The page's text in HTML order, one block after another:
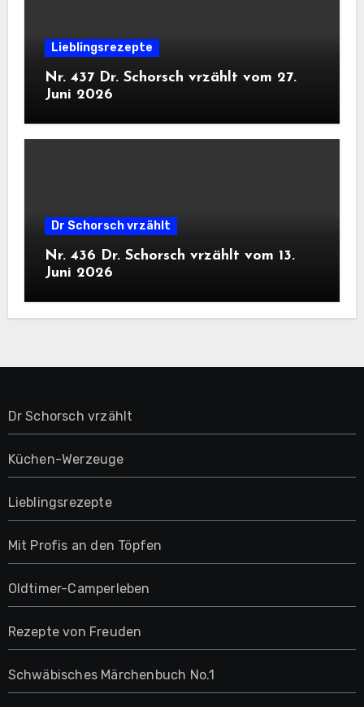
Lieblingsrezepte
Nr. 437 Dr. Schorsch vrzählt vom 27.
Juni 2026
Dr Schorsch vrzählt
Nr. 436 Dr. Schorsch vrzählt vom 13.
Juni 2026
Dr Schorsch vrzählt
Küchen-Werzeuge
Lieblingsrezepte
Mit Profis an den Töpfen
Oldtimer-Camperleben
Rezepte von Freuden
Schwäbisches Märchenbuch No.1